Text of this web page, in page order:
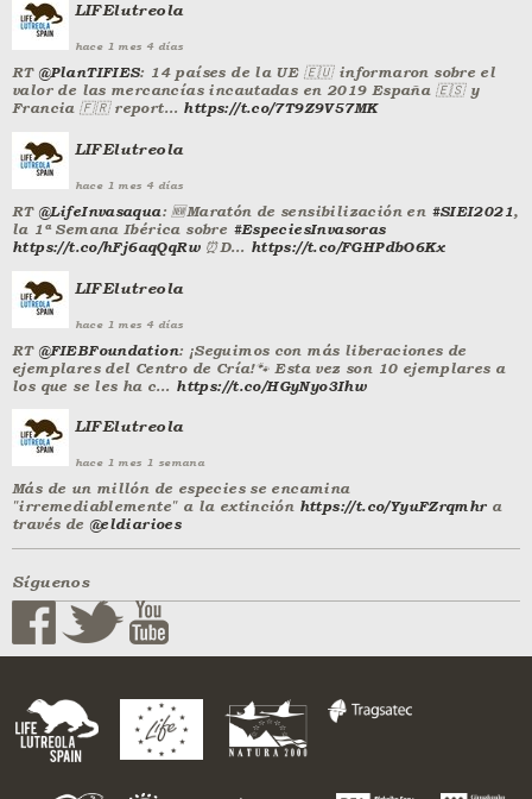
LIFElutreola
hace 1 mes 4 días
RT @PlanTIFIES: 14 países de la UE 🇪🇺 informaron sobre el
valor de las mercancías incautadas en 2019 España 🇪🇸 y
Francia 🇫🇷 report… https://t.co/7T9Z9V57MK
LIFElutreola
hace 1 mes 4 días
RT @LifeInvasaqua: 🆕Maratón de sensibilización en #SIEI2021,
la 1ª Semana Ibérica sobre #EspeciesInvasoras
https://t.co/hFj6aqQqRw⏰D… https://t.co/FGHPdbO6Kx
LIFElutreola
hace 1 mes 4 días
RT @FIEBFoundation: ¡Seguimos con más liberaciones de
ejemplares del Centro de Cría!🐾 Esta vez son 10 ejemplares a
los que se les ha c… https://t.co/HGyNyo3Ihw
LIFElutreola
hace 1 mes 1 semana
Más de un millón de especies se encamina
"irremediablemente" a la extinción https://t.co/YyuFZrqmhra
través de @eldiarioes
Síguenos